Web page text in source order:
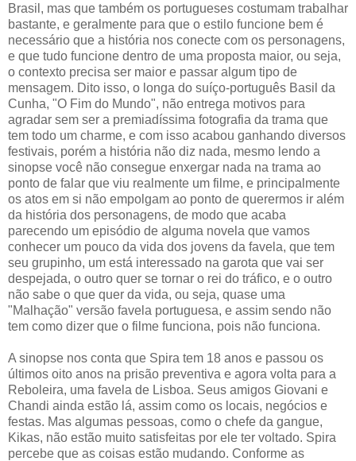
Brasil, mas que também os portugueses costumam trabalhar
bastante, e geralmente para que o estilo funcione bem é
necessário que a história nos conecte com os personagens,
e que tudo funcione dentro de uma proposta maior, ou seja,
o contexto precisa ser maior e passar algum tipo de
mensagem. Dito isso, o longa do suíço-português Basil da
Cunha, "O Fim do Mundo", não entrega motivos para
agradar sem ser a premiadíssima fotografia da trama que
tem todo um charme, e com isso acabou ganhando diversos
festivais, porém a história não diz nada, mesmo lendo a
sinopse você não consegue enxergar nada na trama ao
ponto de falar que viu realmente um filme, e principalmente
os atos em si não empolgam ao ponto de querermos ir além
da história dos personagens, de modo que acaba
parecendo um episódio de alguma novela que vamos
conhecer um pouco da vida dos jovens da favela, que tem
seu grupinho, um está interessado na garota que vai ser
despejada, o outro quer se tornar o rei do tráfico, e o outro
não sabe o que quer da vida, ou seja, quase uma
"Malhação" versão favela portuguesa, e assim sendo não
tem como dizer que o filme funciona, pois não funciona.
A sinopse nos conta que Spira tem 18 anos e passou os
últimos oito anos na prisão preventiva e agora volta para a
Reboleira, uma favela de Lisboa. Seus amigos Giovani e
Chandi ainda estão lá, assim como os locais, negócios e
festas. Mas algumas pessoas, como o chefe da gangue,
Kikas, não estão muito satisfeitas por ele ter voltado. Spira
percebe que as coisas estão mudando. Conforme as